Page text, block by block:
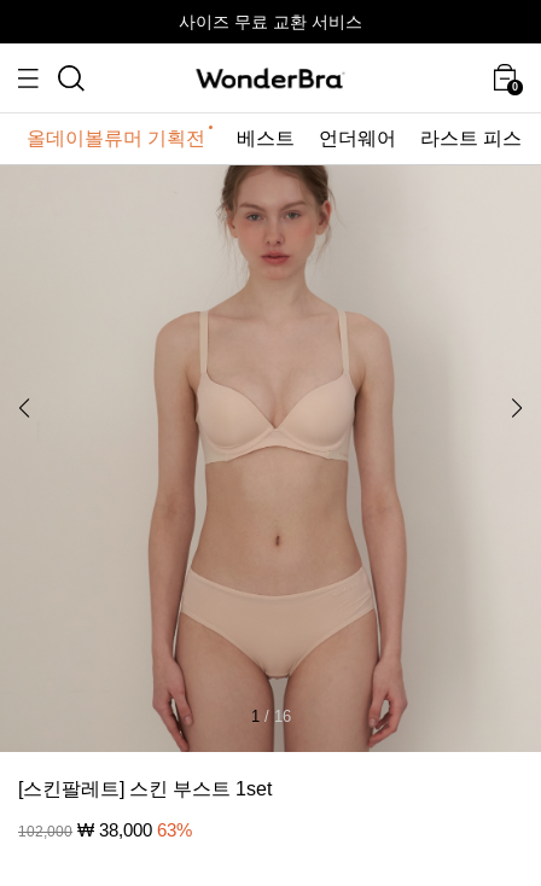
사이즈 무료 교환 서비스
올데이볼류머 기획전최대 10% 할인 쿠폰 + 사은품 증정
사이즈 무료 교환 서비스
올데이볼류머 기획전최대 10% 할인 쿠폰 + 사은품 증정
0
올데이볼류머 기획전 베스트 언더웨어 라스트 피스
1/ 16
[스킨팔레트] 스킨 부스트 1set
102,000 ₩ 38,000 63%